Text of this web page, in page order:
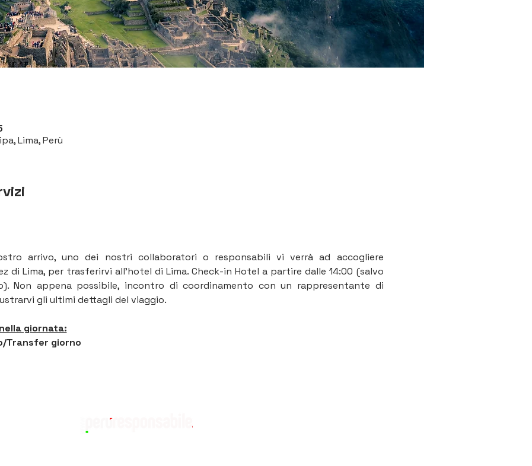
Lima, Perù
arrivo, uno dei nostri collaboratori o responsabili vi verrà ad accogliere
di Lima, per trasferirvi all’hotel di Lima. Check-in Hotel a partire dalle 14:00 (salvo
gli ultimi dettagli del viaggio.
giornata:
Transfer giorno